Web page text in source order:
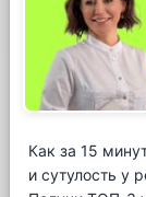
Как за 15
и сутулость у